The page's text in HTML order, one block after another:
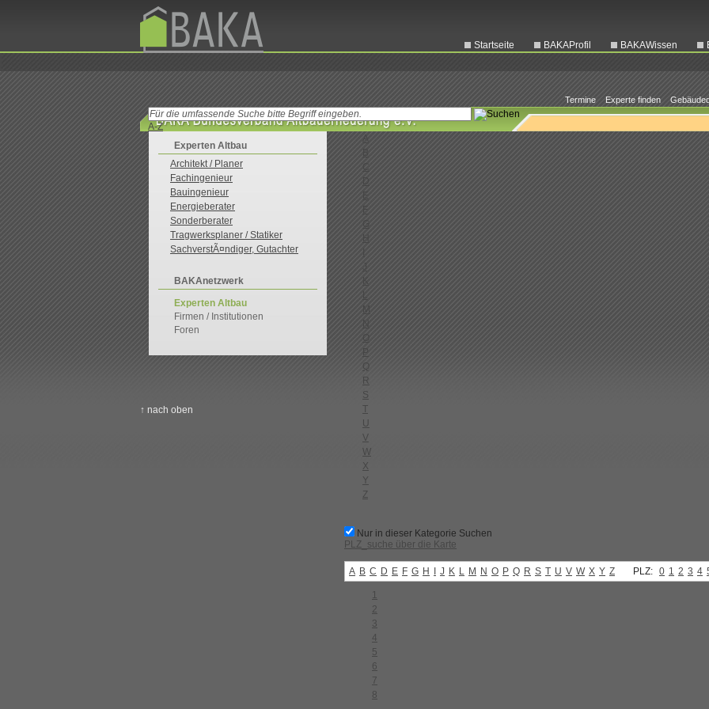
Startseite BAKAProfil BAKAWissen
Experte finden
Termine
A-Z
Experten Altbau
Architekt / Planer
Fachingenieur
Bauingenieur
Energieberater
Sonderberater
Tragwerksplaner / Statiker
SachverstÃ¤ndiger, Gutachter
BAKAnetzwerk
Experten Altbau
Firmen / Institutionen
Foren
0-9
A
B
C
D
E
F
G
H
J
K
L
M
N
O
P
Q
R
S
T
U
V
W
X
Y
Z
Nur in dieser Kategorie Suchen
PLZ_suche über die Karte
A B C D E F G H J K L M N O P Q R S T U V W X Y Z PLZ: 0 1 2 3 4
1
2
3
4
5
6
7
8
↑ nach oben